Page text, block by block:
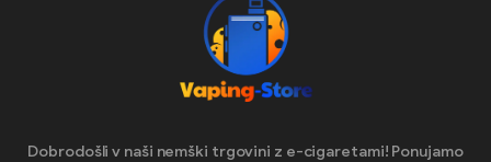
Dobrodošli v naši nemški trgovini z e-cigaretami! Ponujamo